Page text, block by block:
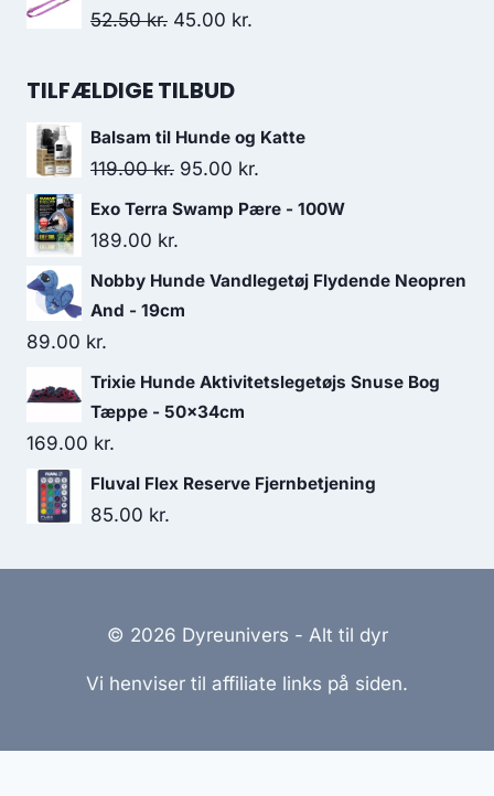
pris
71.25 kr..
pris
62.50 kr..
52.50kr. Den
pris
52.50 kr..
45.00 kr.
45.00 kr..
TILFÆLDIGE TILBUD
Balsam til Hunde og Katte
119.00kr. Den
oprindelige
95.00 kr.
aktuelle
Exo Terra Swamp Pære - 100W
189.00 kr.
Nobby Hunde Vandlegetøj Flydende Neopren
And - 19cm
89.00 kr.
Trixie Hunde Aktivitetslegetøjs Snuse Bog
Tæppe - 50x34cm
169.00 kr.
Fluval Flex Reserve Fjernbetjening
85.00 kr.
© 2026 Dyreunivers - Alt til dyr
Vi henviser til affiliate links på siden.